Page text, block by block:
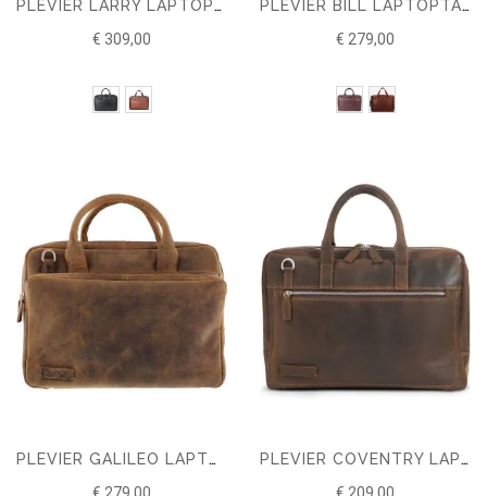
PLEVIER LARRY LAPTOPTAS 16 INCH
€ 309,00
PLEVIER BILL LAPTOPTAS 16 INCH
€ 279,00
PLEVIER GALILEO LAPTOPTAS 16 INCH BRUIN
€ 279,00
PLEVIER COVENTRY LAPTOPTAS 16 INCH BRUIN
€ 209,00